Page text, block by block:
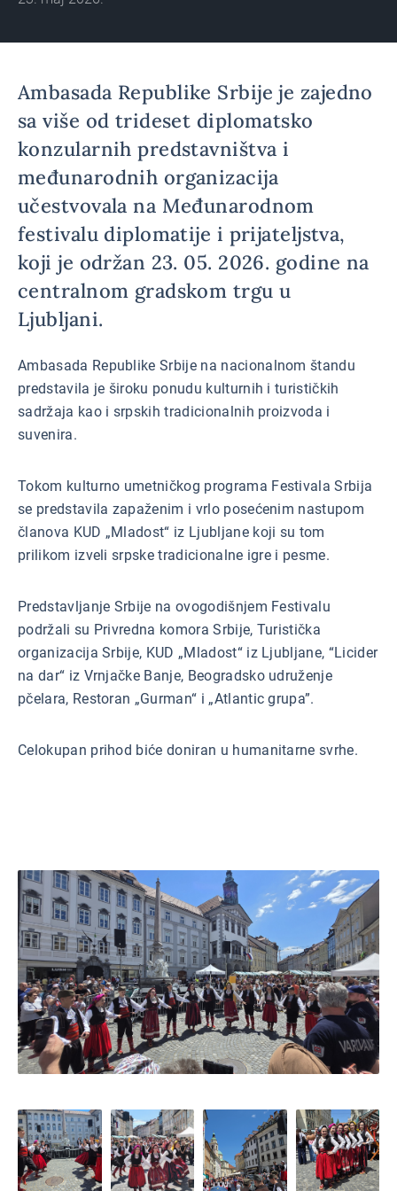
Ambasada Republike Srbije je zajedno
sa više od trideset diplomatsko
konzularnih predstavništva i
međunarodnih organizacija
učestvovala na Međunarodnom
festivalu diplomatije i prijateljstva,
koji je održan 23. 05. 2026. godine na
centralnom gradskom trgu u
Ljubljani.
Ambasada Republike Srbije na nacionalnom štandu
predstavila je široku ponudu kulturnih i turističkih
sadržaja kao i srpskih tradicionalnih proizvoda i
suvenira.
Tokom kulturno umetničkog programa Festivala Srbija
se predstavila zapaženim i vrlo posećenim nastupom
članova KUD „Mladost“ iz Ljubljane koji su tom
prilikom izveli srpske tradicionalne igre i pesme.
Predstavljanje Srbije na ovogodišnjem Festivalu
podržali su Privredna komora Srbije, Turistička
organizacija Srbije, KUD „Mladost“ iz Ljubljane, “Licider
na dar“ iz Vrnjačke Banje, Beogradsko udruženje
pčelara, Restoran „Gurman“ i „Atlantic grupa”.
Celokupan prihod biće doniran u humanitarne svrhe.